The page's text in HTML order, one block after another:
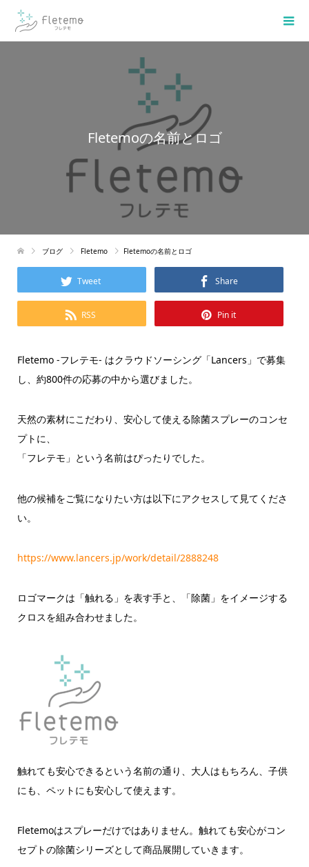
Fletemoの名前とロゴ
ブログ Fletemo Fletemoの名前とロゴ
Tweet Share
RSS Pin it
Fletemo -フレテモ- はクラウドソーシング「Lancers」で募集
し、約800件の応募の中から選びました。
天然の素材にこだわり、安心して使える除菌スプレーのコンセ
プトに、
「フレテモ」という名前はぴったりでした。
他の候補をご覧になりたい方は以下にアクセスして見てくださ
い。
https://www.lancers.jp/work/detail/2888248
ロゴマークは「触れる」を表す手と、「除菌」をイメージする
クロスを組み合わせました。
触れても安心できるという名前の通り、大人はもちろん、子供
にも、ペットにも安心して使えます。
Fletemoはスプレーだけではありません。触れても安心がコン
セプトの除菌シリーズとして商品展開していきます。